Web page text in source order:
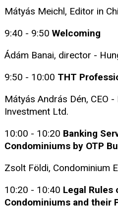
Mátyás Meichl, Editor in
9:40 - 9:50 Welcoming
Ádám Banai, director -
9:50 - 10:00 THT
Mátyás András Dén, CEO
Investment Ltd.
10:00 - 10:20 Banking
Condominiums by OTP
Zsolt Földi, Condominium
10:20 - 10:40 Legal Rules
Condominiums and their